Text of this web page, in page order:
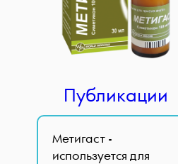
Публикации
Метигаст -
используется для